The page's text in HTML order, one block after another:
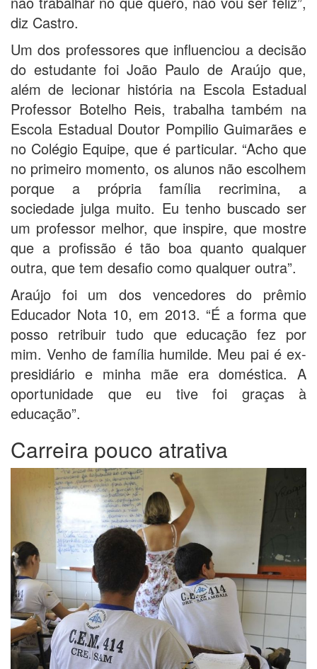
diz Castro.
Um dos professores que influenciou a decisão
do estudante foi João Paulo de Araújo que,
além de lecionar história na Escola Estadual
Professor Botelho Reis, trabalha também na
Escola Estadual Doutor Pompilio Guimarães e
no Colégio Equipe, que é particular. “Acho que
no primeiro momento, os alunos não escolhem
porque a própria família recrimina, a
sociedade julga muito. Eu tenho buscado ser
um professor melhor, que inspire, que mostre
que a profissão é tão boa quanto qualquer
outra, que tem desafio como qualquer outra”.
Araújo foi um dos vencedores do prêmio
Educador Nota 10, em 2013. “É a forma que
posso retribuir tudo que educação fez por
mim. Venho de família humilde. Meu pai é ex-
presidiário e minha mãe era doméstica. A
oportunidade que eu tive foi graças à
educação”.
Carreira pouco atrativa